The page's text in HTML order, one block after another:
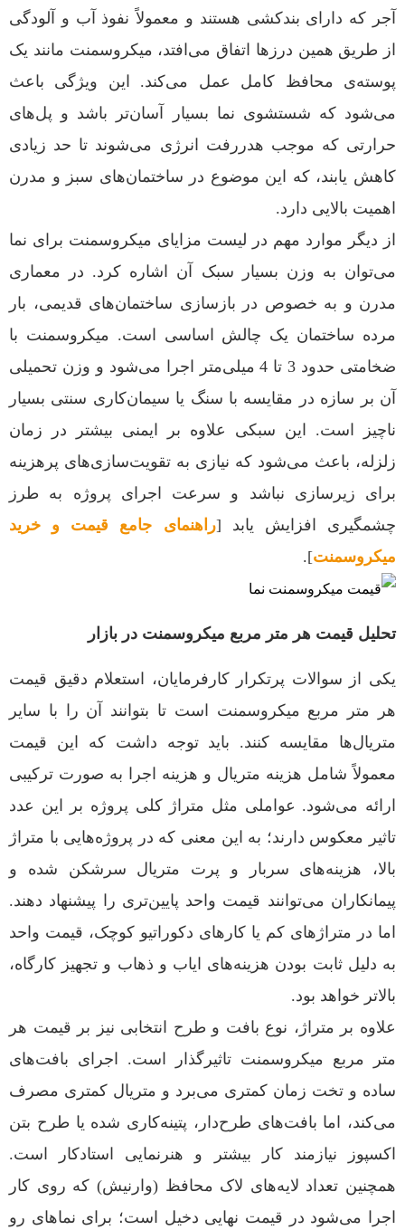
آجر که دارای بندکشی هستند و معمولاً نفوذ آب و آلودگی
از طریق همین درزها اتفاق می‌افتد، میکروسمنت مانند یک
پوسته‌ی محافظ کامل عمل می‌کند. این ویژگی باعث
می‌شود که شستشوی نما بسیار آسان‌تر باشد و پل‌های
حرارتی که موجب هدررفت انرژی می‌شوند تا حد زیادی
کاهش یابند، که این موضوع در ساختمان‌های سبز و مدرن
اهمیت بالایی دارد.
از دیگر موارد مهم در لیست مزایای میکروسمنت برای نما
می‌توان به وزن بسیار سبک آن اشاره کرد. در معماری
مدرن و به خصوص در بازسازی ساختمان‌های قدیمی، بار
مرده ساختمان یک چالش اساسی است. میکروسمنت با
ضخامتی حدود 3 تا 4 میلی‌متر اجرا می‌شود و وزن تحمیلی
آن بر سازه در مقایسه با سنگ یا سیمان‌کاری سنتی بسیار
ناچیز است. این سبکی علاوه بر ایمنی بیشتر در زمان
زلزله، باعث می‌شود که نیازی به تقویت‌سازی‌های پرهزینه
برای زیرسازی نباشد و سرعت اجرای پروژه به طرز
چشمگیری افزایش یابد [راهنمای جامع قیمت و خرید
میکروسمنت].
تحلیل قیمت هر متر مربع میکروسمنت در بازار
یکی از سوالات پرتکرار کارفرمایان، استعلام دقیق قیمت
هر متر مربع میکروسمنت است تا بتوانند آن را با سایر
متریال‌ها مقایسه کنند. باید توجه داشت که این قیمت
معمولاً شامل هزینه متریال و هزینه اجرا به صورت ترکیبی
ارائه می‌شود. عواملی مثل متراژ کلی پروژه بر این عدد
تاثیر معکوس دارند؛ به این معنی که در پروژه‌هایی با متراژ
بالا، هزینه‌های سربار و پرت متریال سرشکن شده و
پیمانکاران می‌توانند قیمت واحد پایین‌تری را پیشنهاد دهند.
اما در متراژهای کم یا کارهای دکوراتیو کوچک، قیمت واحد
به دلیل ثابت بودن هزینه‌های ایاب و ذهاب و تجهیز کارگاه،
بالاتر خواهد بود.
علاوه بر متراژ، نوع بافت و طرح انتخابی نیز بر قیمت هر
متر مربع میکروسمنت تاثیرگذار است. اجرای بافت‌های
ساده و تخت زمان کمتری می‌برد و متریال کمتری مصرف
می‌کند، اما بافت‌های طرح‌دار، پتینه‌کاری شده یا طرح بتن
اکسپوز نیازمند کار بیشتر و هنرنمایی استادکار است.
همچنین تعداد لایه‌های لاک محافظ (وارنیش) که روی کار
اجرا می‌شود در قیمت نهایی دخیل است؛ برای نماهای رو